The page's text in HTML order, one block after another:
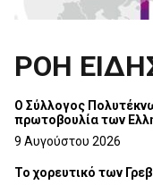
ΡΟΗ
Ο Σύλλογος
πρωτοβουλία των
9 Αυγούστου 2026
Το χορευτικό των